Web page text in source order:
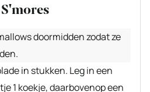
doormidden zodat ze
in stukken. Leg in een
1 koekje, daarbovenop een